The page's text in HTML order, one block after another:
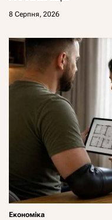
8 Серпня, 2026
Економіка